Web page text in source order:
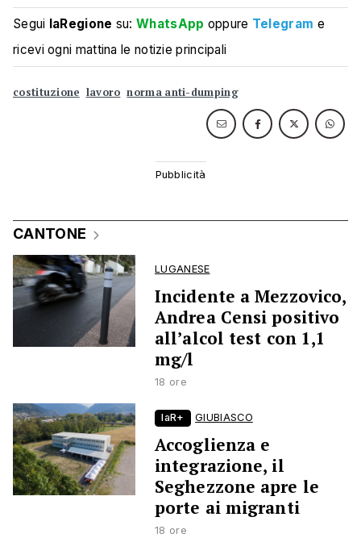
Segui laRegione su:WhatsApp oppure Telegram e
ricevi ogni mattina le notizie principali
costituzione lavoro norma anti-dumping
CANTONE
LUGANESE
Incidente a Mezzovico,
Andrea Censi positivo
all’alcol test con 1,1
mg/l
18 ore
laR+ GIUBIASCO
Accoglienza e
integrazione, il
Seghezzone apre le
porte ai migranti
18 ore